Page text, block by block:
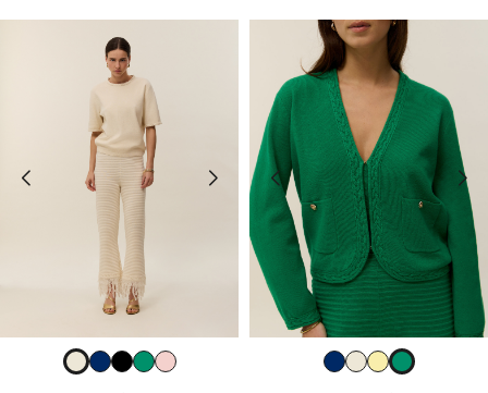
BlancNavyNoirÉmeraude
Rose
NavyBlancJauneÉmeraude